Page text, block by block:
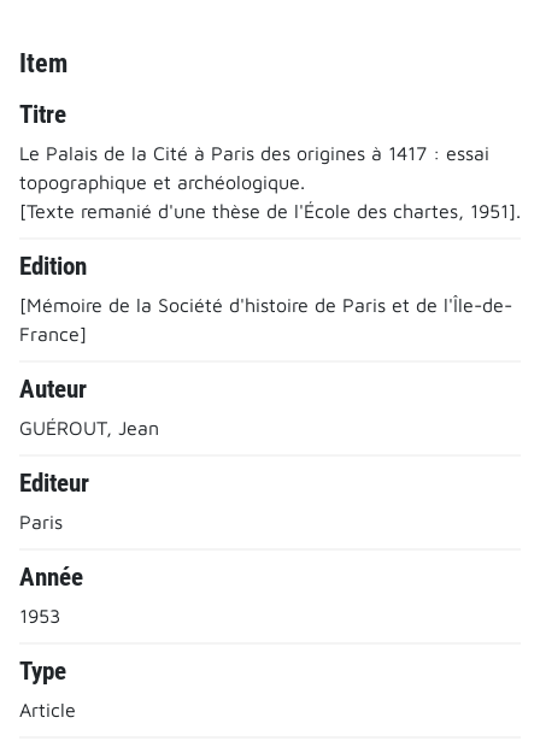
Item
Titre
Le Palais de la Cité à Paris des origines à 1417 : essai
topographique et archéologique.
[Texte remanié d'une thèse de l'École des chartes, 1951].
Edition
[Mémoire de la Société d'histoire de Paris et de l'Île-de-
France]
Auteur
GUÉROUT, Jean
Editeur
Paris
Année
1953
Type
Article